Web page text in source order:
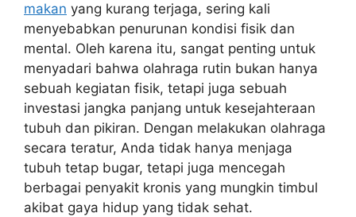
makan yang kurang terjaga, sering kali
menyebabkan penurunan kondisi fisik dan
mental. Oleh karena itu, sangat penting untuk
menyadari bahwa olahraga rutin bukan hanya
sebuah kegiatan fisik, tetapi juga sebuah
investasi jangka panjang untuk kesejahteraan
tubuh dan pikiran. Dengan melakukan olahraga
secara teratur, Anda tidak hanya menjaga
tubuh tetap bugar, tetapi juga mencegah
berbagai penyakit kronis yang mungkin timbul
akibat gaya hidup yang tidak sehat.